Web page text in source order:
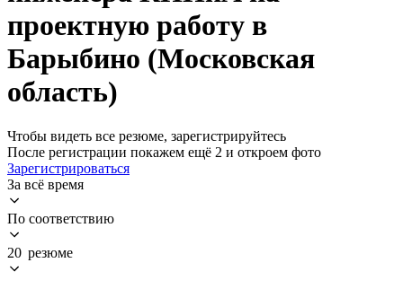
проектную работу в
Барыбино (Московская
область)
Чтобы видеть все резюме, зарегистрируйтесь
После регистрации покажем ещё 2 и откроем фото
Зарегистрироваться
За всё время
По соответствию
20 резюме